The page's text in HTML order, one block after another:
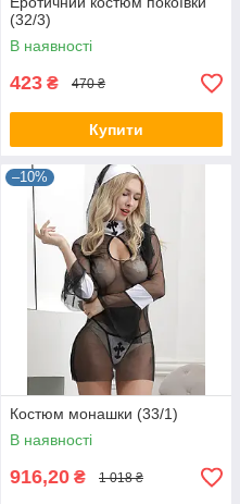
(32/3)
В наявності
423 ₴ 470 ₴
Купити
–10%
Костюм монашки (33/1)
В наявності
916,20 ₴ 1 018 ₴